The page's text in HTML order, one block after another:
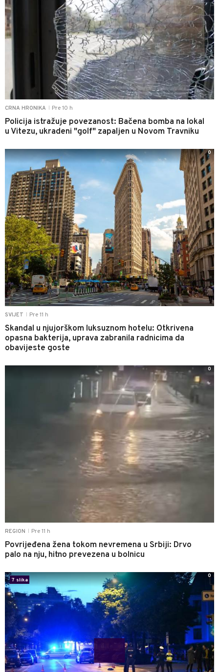
CRNA HRONIKA Pre 10 h
Policija istražuje povezanost: Bačena bomba na lokal
u Vitezu, ukradeni "golf" zapaljen u Novom Travniku
SVIJET Pre 11 h
Skandal u njujorškom luksuznom hotelu: Otkrivena
opasna bakterija, uprava zabranila radnicima da
obavijeste goste
0
REGION Pre 11 h
Povrijeđena žena tokom nevremena u Srbiji: Drvo
palo na nju, hitno prevezena u bolnicu
0
7 slika
0